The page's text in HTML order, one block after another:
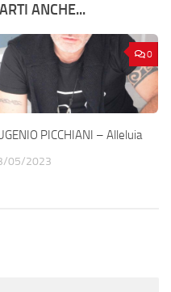
ANCHE...
0
PICCHIANI – Alleluia
05/2023